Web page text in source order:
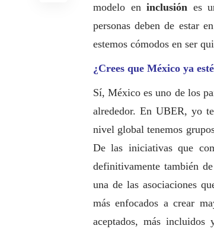
modelo eninclusión es
personas deben de estar
estemos cómodos en ser
¿Crees que México ya
Sí, México es uno de los
alrededor. En UBER, yo
nivel global tenemos
De las iniciativas que
definitivamente también
una de las asociaciones
más enfocados a crear
aceptados, más incluidos